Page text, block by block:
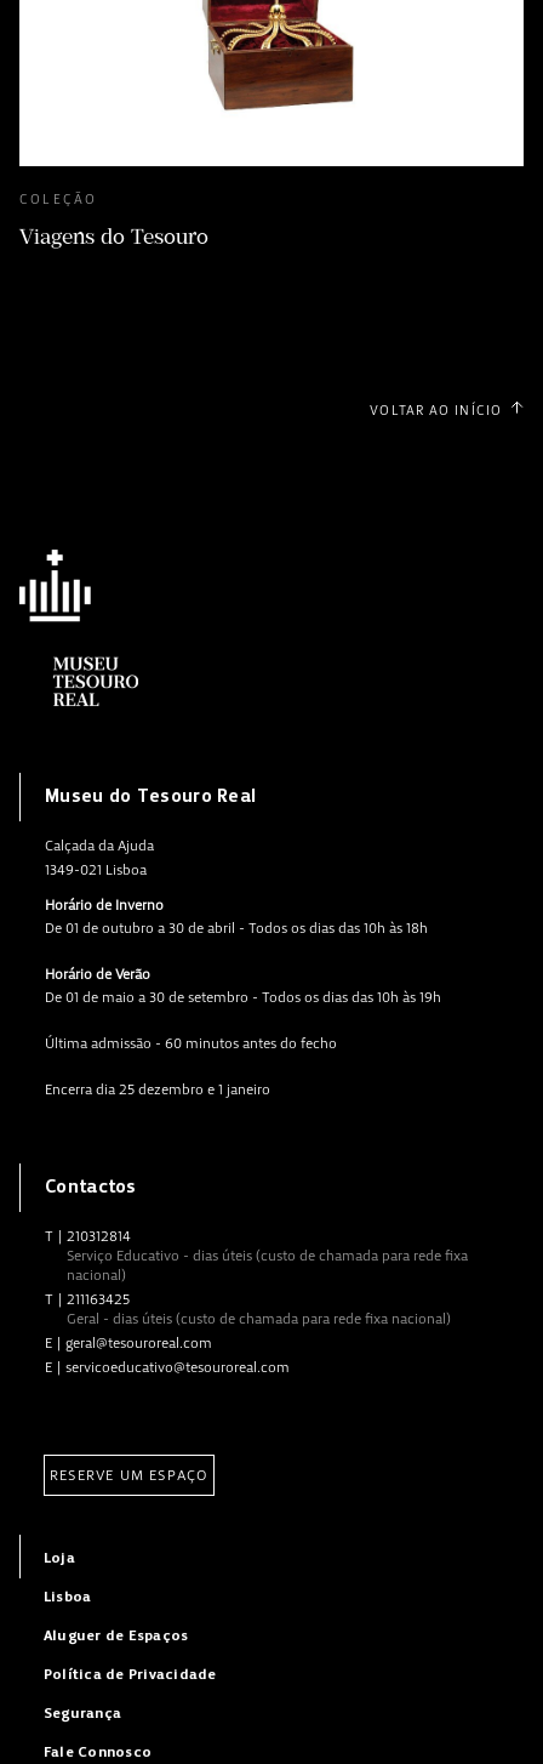
COLEÇÃO
Viagens do Tesouro
VOLTAR AO INÍCIO
Museu do Tesouro Real
Calçada da Ajuda
1349-021 Lisboa
Horário de Inverno
De 01 de outubro a 30 de abril - Todos os dias das 10h às 18h
Horário de Verão
De 01 de maio a 30 de setembro - Todos os dias das 10h às 19h
Última admissão - 60 minutos antes do fecho
Encerra dia 25 dezembro e 1 janeiro
Contactos
T
210312814
Serviço Educativo - dias úteis (custo de chamada para rede fixa
nacional)
T
211163425
Geral - dias úteis (custo de chamada para rede fixa nacional)
E
geral@tesouroreal.com
E
servicoeducativo@tesouroreal.com
RESERVE UM ESPAÇO
Loja
Lisboa
Aluguer de Espaços
Política de Privacidade
Segurança
Fale Connosco